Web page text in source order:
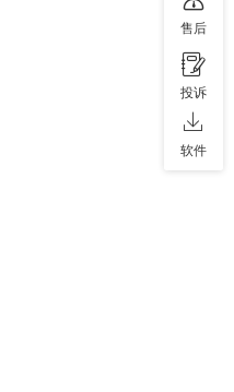
售后
投诉
软件